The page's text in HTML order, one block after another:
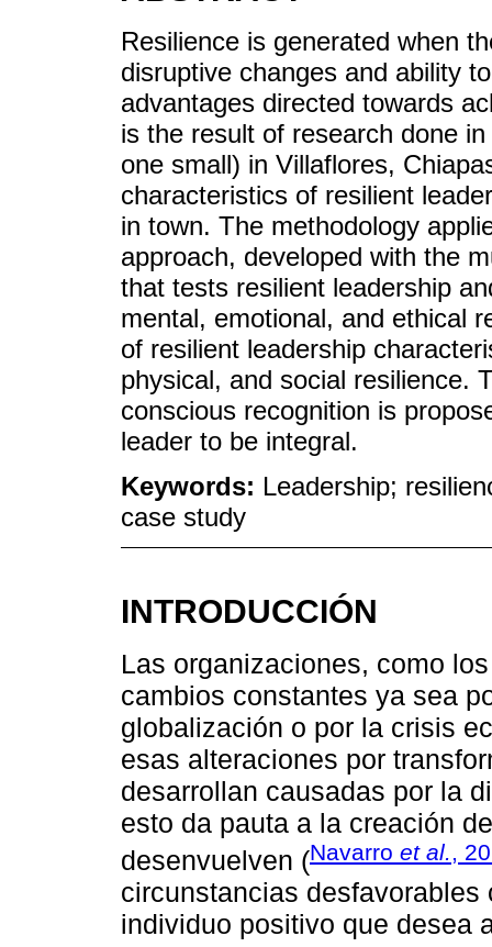
Resilience is generated when
disruptive changes and ability
advantages directed towards
is the result of research done
one small) in Villaflores,
characteristics of resilient
in town. The methodology
approach, developed with the
that tests resilient leadership
mental, emotional, and ethical
of resilient leadership
physical, and social resilience.
conscious recognition is
leader to be integral.
Keywords: Leadership;
case study
INTRODUCCIÓN
Las organizaciones, como
cambios constantes ya sea
globalización o por la crisis
esas alteraciones por
desarrollan causadas por la
esto da pauta a la creación
desenvuelven (Navarro et al.,
circunstancias
individuo positivo que desea